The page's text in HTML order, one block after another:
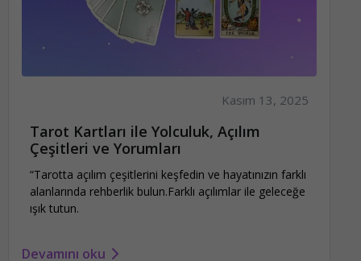
Kasım 13, 2025
Tarot Kartları ile Yolculuk, Açılım
Çeşitleri ve Yorumları
“Tarotta açılım çeşitlerini keşfedin ve hayatınızın farklı
alanlarında rehberlik bulun.Farklı açılımlar ile geleceğe
ışık tutun.
Devamını oku